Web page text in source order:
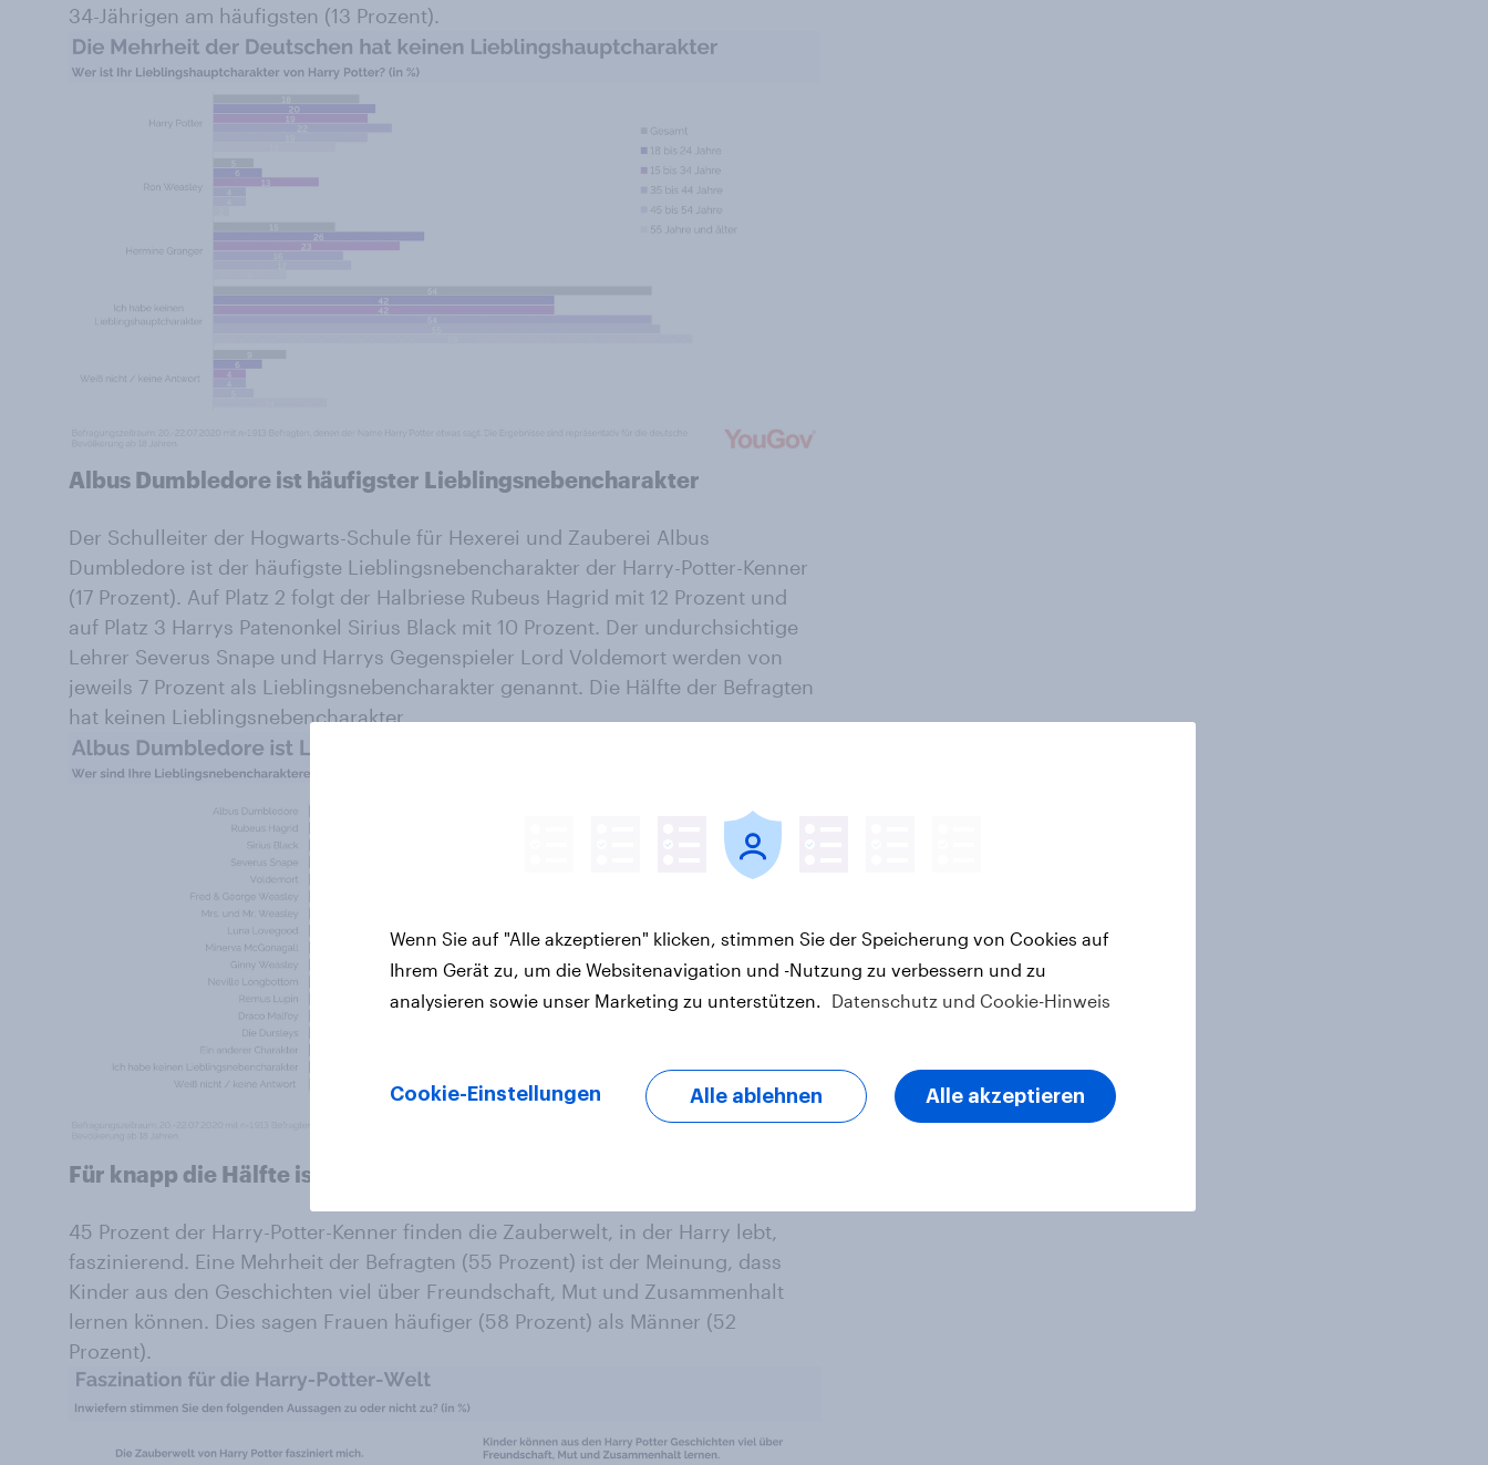
34-Jährigen am häufigsten (13 Prozent).
Albus Dumbledore ist häufigster Lieblingsnebencharakter
Der Schulleiter der Hogwarts-Schule für Hexerei und Zauberei Albus
Dumbledore ist der häufigste Lieblingsnebencharakter der Harry-Potter-Kenner
(17 Prozent). Auf Platz 2 folgt der Halbriese Rubeus Hagrid mit 12 Prozent und
auf Platz 3 Harrys Patenonkel Sirius Black mit 10 Prozent. Der undurchsichtige
Lehrer Severus Snape und Harrys Gegenspieler Lord Voldemort werden von
jeweils 7 Prozent als Lieblingsnebencharakter genannt. Die Hälfte der Befragten
hat keinen Lieblingsnebencharakter.
Für knapp die Hälfte ist Harry Potters Welt faszinierend
45 Prozent der Harry-Potter-Kenner finden die Zauberwelt, in der Harry lebt,
faszinierend. Eine Mehrheit der Befragten (55 Prozent) ist der Meinung, dass
Kinder aus den Geschichten viel über Freundschaft, Mut und Zusammenhalt
lernen können. Dies sagen Frauen häufiger (58 Prozent) als Männer (52
Prozent).
Wenn Sie auf "Alle akzeptieren" klicken, stimmen Sie der Speicherung von Cookies auf
Ihrem Gerät zu, um die Websitenavigation und -Nutzung zu verbessern und zu
analysieren sowie unser Marketing zu unterstützen. Datenschutz und Cookie-Hinweis
Cookie-Einstellungen Alle ablehnen Alle akzeptieren